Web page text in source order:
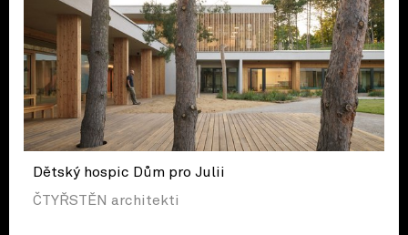
Dětský hospic Dům pro Julii
ČTYŘSTĚN architekti